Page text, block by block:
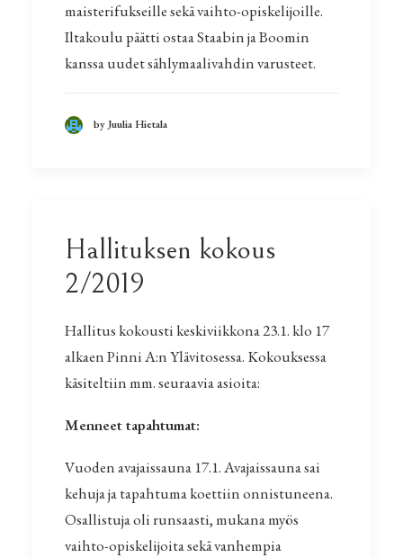
maisterifukseille sekä vaihto-opiskelijoille.
Iltakoulu päätti ostaa Staabin ja Boomin
kanssa uudet sählymaalivahdin varusteet.
by Juulia Hietala
Hallituksen kokous
2/2019
Hallitus kokousti keskiviikkona 23.1. klo 17
alkaen Pinni A:n Ylävitosessa. Kokouksessa
käsiteltiin mm. seuraavia asioita:
Menneet tapahtumat:
Vuoden avajaissauna 17.1. Avajaissauna sai
kehuja ja tapahtuma koettiin onnistuneena.
Osallistuja oli runsaasti, mukana myös
vaihto-opiskelijoita sekä vanhempia